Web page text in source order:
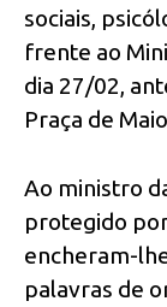
sociais,
frente ao
dia 27/02,
Praça de
Ao ministro
protegido
encheram-
palavras de